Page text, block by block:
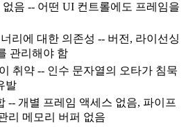
음 -- 어떤 UI 컨트롤에도 프레임을
리에 대한 의존성 -- 버전, 라이선싱
관리해야 함
취약 -- 인수 문자열의 오타가 침묵
발
-- 개별 프레임 액세스 없음, 파이프
리 메모리 버퍼 없음